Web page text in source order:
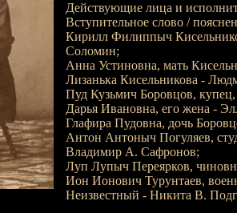
Действующие лица и
Вступительное слово /
Кирилл Филиппыч
Соломин;
Анна Устиновна, мать
Лизанька Кисельникова -
Пуд Кузьмич Боровцов,
Дарья Ивановна, его жена -
Глафира Пудовна, дочь
Антон Антоныч Погуляев,
Владимир А. Сафронов;
Луп Лупыч Переярков,
Ион Ионович Турунтаев,
Неизвестный - Никита В.